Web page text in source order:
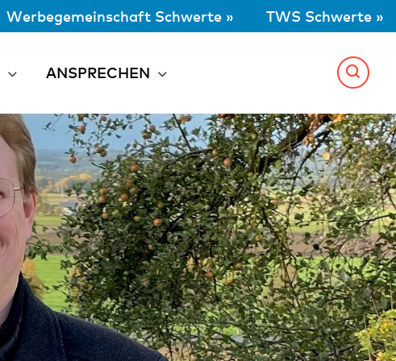
Werbegemeinschaft Schwerte » TWS Schwerte »
ANSPRECHEN